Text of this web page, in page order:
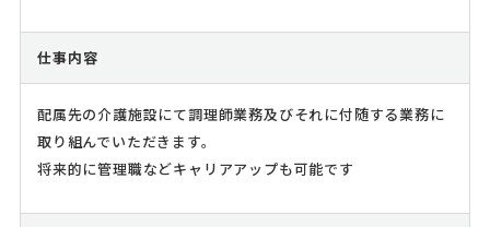
仕事内容
配属先の介護施設にて調理師業務及びそれに付随する業務に
取り組んでいただきます。
将来的に管理職などキャリアアップも可能です